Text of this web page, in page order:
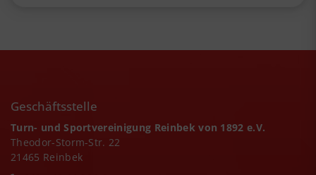
Geschäftsstelle
Turn- und Sportvereinigung Reinbek von 1892 e.V.
Theodor-Storm-Str. 22
21465 Reinbek